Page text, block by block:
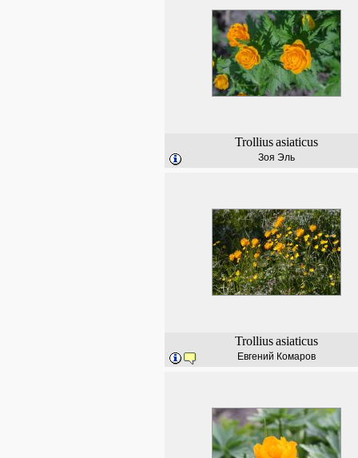
Trolliusasiaticus
Зоя Эль
Trolliusasiaticus
Евгений Комаров